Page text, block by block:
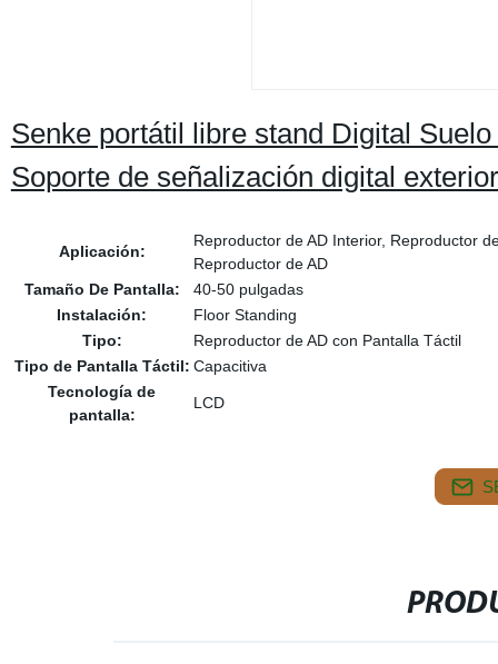
Senke portátil libre stand Digital
Soporte de señalización digital exterior
Aplicación:
Reproductor de AD Interior, Reproductor
Reproductor de AD
Tamaño De Pantalla:
40-50 pulgadas
Instalación:
Floor Standing
Tipo:
Reproductor de AD con Pantalla Táctil
Tipo de Pantalla Táctil: Capacitiva
Tecnología de
pantalla:
LCD